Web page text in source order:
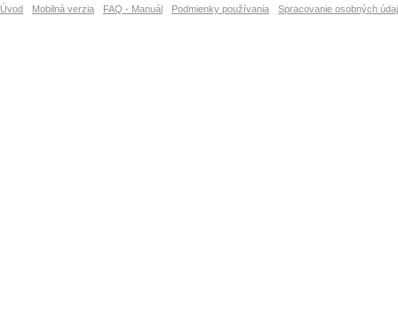
Úvod Mobilná verzia FAQ - Manuál Podmienky používania Spracovanie osobných